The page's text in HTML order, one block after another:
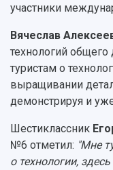
участники
Вячеслав
технологий
туристам о
выращивании
демонстрируя и
Шестиклассник
№6 отметил: "Мне
о технологии,